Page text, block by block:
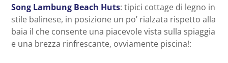
Song Lambung Beach Huts: tipici cottage di legno in
stile balinese, in posizione un po’ rialzata rispetto alla
baia il che consente una piacevole vista sulla spiaggia
e una brezza rinfrescante, ovviamente piscina!: